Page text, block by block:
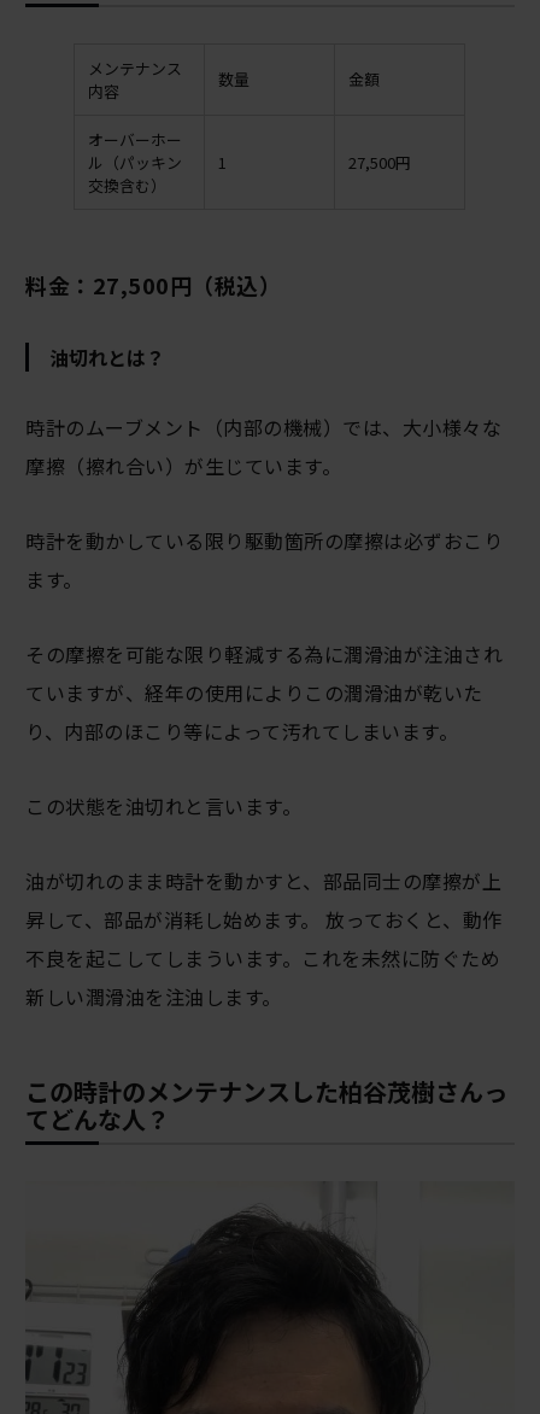
メンテナンス
内容
数量 金額
オーバーホー
ル（パッキン
交換含む）
1 27,500円
料金：27,500円（税込）
油切れとは？
時計のムーブメント（内部の機械）では、大小様々な
摩擦（擦れ合い）が生じています。
時計を動かしている限り駆動箇所の摩擦は必ずおこり
ます。
その摩擦を可能な限り軽減する為に潤滑油が注油され
ていますが、経年の使用によりこの潤滑油が乾いた
り、内部のほこり等によって汚れてしまいます。
この状態を油切れと言います。
油が切れのまま時計を動かすと、部品同士の摩擦が上
昇して、部品が消耗し始めます。 放っておくと、動作
不良を起こしてしまういます。これを未然に防ぐため
新しい潤滑油を注油します。
この時計のメンテナンスした柏谷茂樹さんっ
てどんな人？